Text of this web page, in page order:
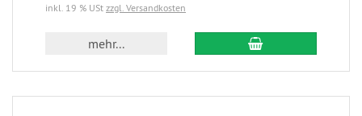
inkl. 19 % USt zzgl. Versandkosten
mehr...